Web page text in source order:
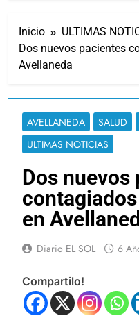
Inicio
ULTIMAS
Dos nuevos pacientes
Avellaneda
AVELLANEDA SALUD
ULTIMAS NOTICIAS
Dos nuevos
en
Diario EL SOL 6
Compartilo!